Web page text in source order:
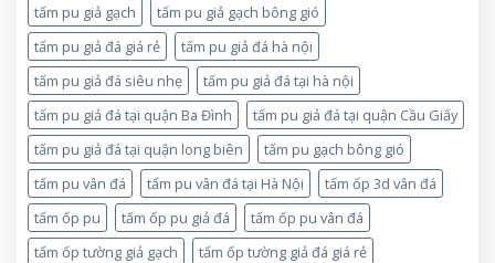
tấm pu giả gạch
tấm pu giả gạch bông gió
tấm pu giả đá giá rẻ
tấm pu giả đá hà nội
tấm pu giả đá siêu nhẹ
tấm pu giả đá tại hà nội
tấm pu giả đá tại quận Ba Đình
tấm pu giả đá tại quận Cầu Giấy
tấm pu giả đá tại quận long biên
tấm pu gạch bông gió
tấm pu vân đá
tấm pu vân đá tại Hà Nội
tấm ốp 3d vân đá
tấm ốp pu
tấm ốp pu giả đá
tấm ốp pu vân đá
tấm ốp tường giả gạch
tấm ốp tường giả đá giá rẻ